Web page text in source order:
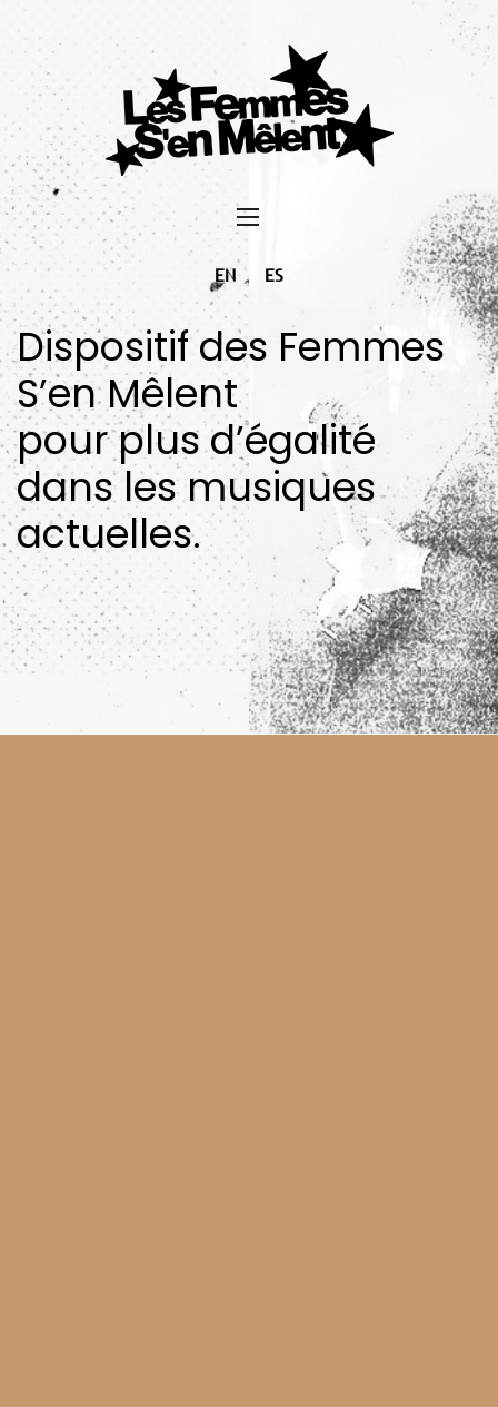
EN ES
Dispositif des Femmes
S’en Mêlent
pour plus d’égalité
dans les musiques
actuelles.